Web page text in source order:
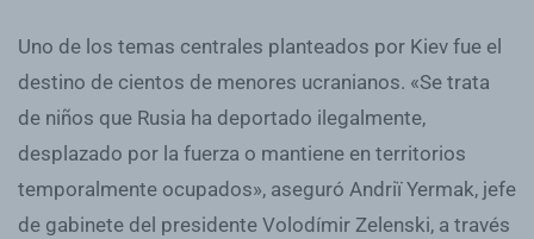
Uno de los temas centrales planteados por Kiev fue el
destino de cientos de menores ucranianos. «Se trata
de niños que Rusia ha deportado ilegalmente,
desplazado por la fuerza o mantiene en territorios
temporalmente ocupados», aseguró Andriï Yermak, jefe
de gabinete del presidente Volodímir Zelenski, a través